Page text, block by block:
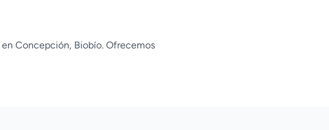
en Concepción, Biobío. Ofrecemos